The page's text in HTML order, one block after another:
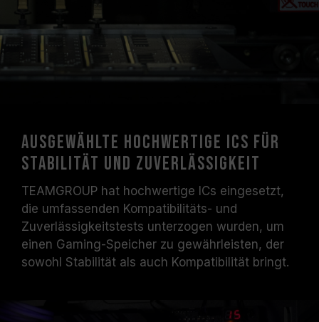
Ausgewählte hochwertige ICs für
Stabilität und Zuverlässigkeit
TEAMGROUP hat hochwertige ICs eingesetzt,
die umfassenden Kompatibilitäts- und
Zuverlässigkeitstests unterzogen wurden, um
einen Gaming-Speicher zu gewährleisten, der
sowohl Stabilität als auch Kompatibilität bringt.